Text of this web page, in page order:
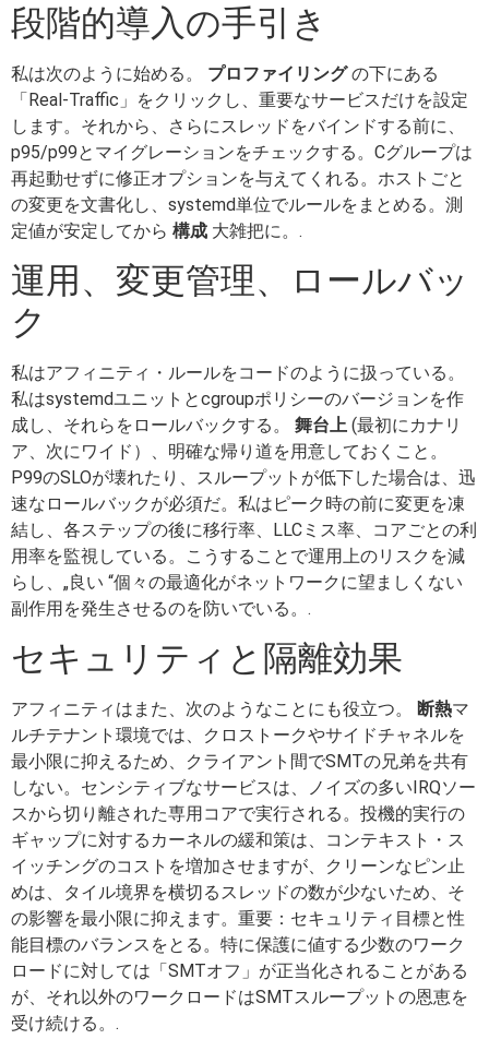
段階的導入の手引き
私は次のように始める。 プロファイリングの下にある
「Real-Traffic」をクリックし、重要なサービスだけを設定
します。それから、さらにスレッドをバインドする前に、
p95/p99とマイグレーションをチェックする。Cグループは
再起動せずに修正オプションを与えてくれる。ホストごと
の変更を文書化し、systemd単位でルールをまとめる。測
定値が安定してから 構成 大雑把に。.
運用、変更管理、ロールバッ
ク
私はアフィニティ・ルールをコードのように扱っている。
私はsystemdユニットとcgroupポリシーのバージョンを作
成し、それらをロールバックする。 舞台上 (最初にカナリ
ア、次にワイド）、明確な帰り道を用意しておくこと。
P99のSLOが壊れたり、スループットが低下した場合は、迅
速なロールバックが必須だ。私はピーク時の前に変更を凍
結し、各ステップの後に移行率、LLCミス率、コアごとの利
用率を監視している。こうすることで運用上のリスクを減
らし、„良い “個々の最適化がネットワークに望ましくない
副作用を発生させるのを防いでいる。.
セキュリティと隔離効果
アフィニティはまた、次のようなことにも役立つ。 断熱マ
ルチテナント環境では、クロストークやサイドチャネルを
最小限に抑えるため、クライアント間でSMTの兄弟を共有
しない。センシティブなサービスは、ノイズの多いIRQソー
スから切り離された専用コアで実行される。投機的実行の
ギャップに対するカーネルの緩和策は、コンテキスト・ス
イッチングのコストを増加させますが、クリーンなピン止
めは、タイル境界を横切るスレッドの数が少ないため、そ
の影響を最小限に抑えます。重要：セキュリティ目標と性
能目標のバランスをとる。特に保護に値する少数のワーク
ロードに対しては「SMTオフ」が正当化されることがある
が、それ以外のワークロードはSMTスループットの恩恵を
受け続ける。.